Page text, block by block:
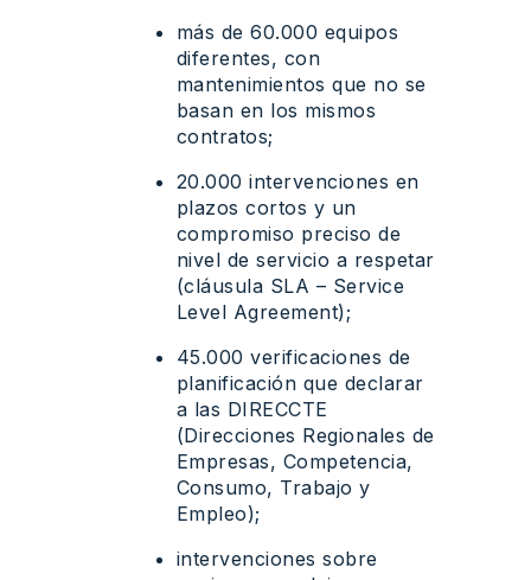
más de 60.000 equipos
diferentes, con
mantenimientos que no se
basan en los mismos
contratos;
20.000 intervenciones en
plazos cortos y un
compromiso preciso de
nivel de servicio a respetar
(cláusula SLA – Service
Level Agreement);
45.000 verificaciones de
planificación que declarar
a las DIRECCTE
(Direcciones Regionales de
Empresas, Competencia,
Consumo, Trabajo y
Empleo);
intervenciones sobre